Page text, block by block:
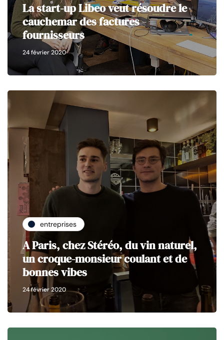
La start-up Libeo veut résoudre le
cauchemar des factures
fournisseurs
24 février 2020
entreprises
A Paris, chez Stéréo, du vin naturel,
un croque-monsieur coulant et de
bonnes vibes
24 février 2020